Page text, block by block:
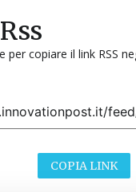
per copiare il link RSS
COPIA LINK